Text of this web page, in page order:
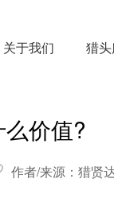
关于我们 猎
价值?
作者/来源： 猎贤